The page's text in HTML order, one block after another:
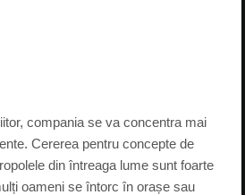
compania se va concentra mai
Cererea pentru concepte de
din întreaga lume sunt foarte
oameni se întorc în orașe sau